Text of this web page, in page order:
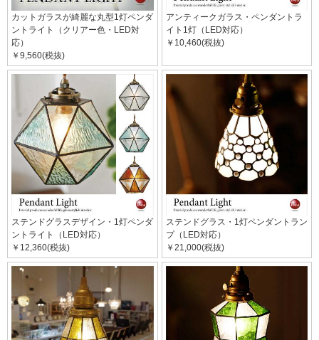
カットガラスが綺麗な丸型1灯ペンダ
ントライト（クリアー色・LED対
応）
￥9,560(税抜)
アンティークガラス・ペンダントラ
イト1灯（LED対応）
￥10,460(税抜)
ステンドグラスデザイン・1灯ペンダ
ントライト（LED対応）
￥12,360(税抜)
ステンドグラス・1灯ペンダントラン
プ（LED対応）
￥21,000(税抜)